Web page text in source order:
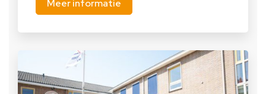
Meer informatie